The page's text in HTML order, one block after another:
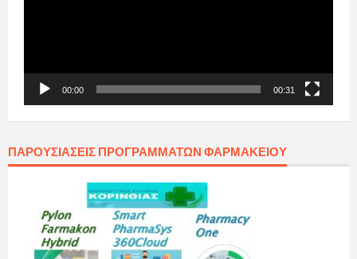
00:00 00:31
ΠΑΡΟΥΣΙΆΣΕΙΣ ΠΡΟΓΡΑΜΜΆΤΩΝ ΦΑΡΜΑΚΕΊΟΥ